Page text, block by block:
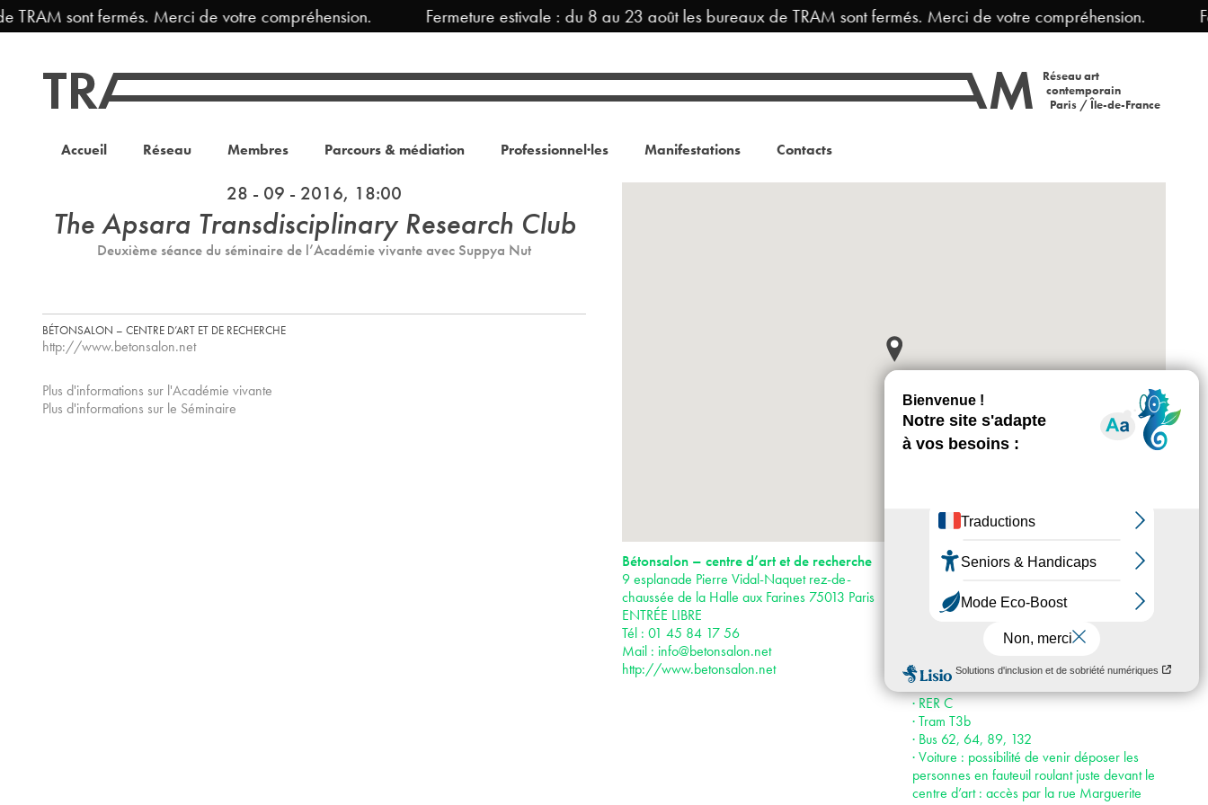
sont fermés. Merci de votre compréhension. Fermeture estivale : du 8 au 23 août les bureaux de TRAM sont fermés. Merci de votre compréhension.
Réseau art
contemporain
Paris / Île-de-France
Accueil Réseau Membres Parcours & médiation Professionnel·les Manifestations Contacts
28 - 09 - 2016, 18:00
The Apsara Transdisciplinary Research Club
Deuxième séance du séminaire de l’Académie vivante avec Suppya Nut
BÉTONSALON – CENTRE D’ART ET DE RECHERCHE
http://www.betonsalon.net
Plus d'informations sur l'Académie vivante
Plus d'informations sur le Séminaire
-
Bétonsalon – centre d’art et de recherche
9 esplanade Pierre Vidal-Naquet rez-de-
chaussée de la Halle aux Farines 75013 Paris
ENTRÉE LIBRE
Tél : 01 45 84 17 56
Mail : info@betonsalon.net
http://www.betonsalon.net
Horaires : Bétonsalon est ouvert au public du
mercredi au vendredi de 11h à 19h, le
samedi de 14h à 19h en période
d’exposition. Fermeture estivale du 31 juillet
au 21 août. Bétonsalon est fermé les jours
Accès :
· Métro 14
· RER C
· Tram T3b
· Bus 62, 64, 89, 132
· Voiture : possibilité de venir déposer les
personnes en fauteuil roulant juste devant le
centre d’art : accès par la rue Marguerite